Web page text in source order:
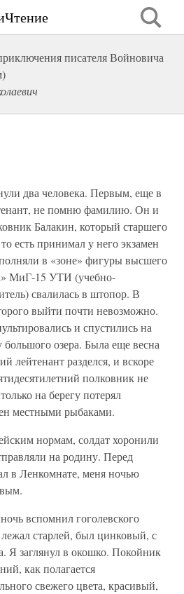
писателя Войновича
два человека. Первым, еще в
не помню фамилию. Он и
Балакин, который старшего
есть принимал у него экзамен
в «зоне» фигуры высшего
МиГ-15 УТИ (учебно-
свалилась в штопор. В
выйти почти невозможно.
и спустились на
озера. Была еще весна
лейтенант разделся, и вскоре
полковник не
на берегу потерял
местными рыбаками.
нормам, солдат хоронили
на родину. Перед
в Ленкомнате, меня ночью
вспомнил гоголевского
старлей, был цинковый, с
Я заглянул в окошко. Покойник
как полагается
свежего цвета, красивый,